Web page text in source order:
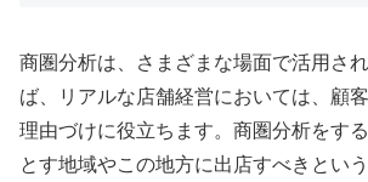
商圏分析は、さまざまな場面で活用さ
ば、リアルな店舗経営においては、顧
理由づけに役立ちます。商圏分析をす
とす地域やこの地方に出店すべきとい